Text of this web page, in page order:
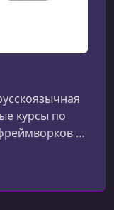
00:13:57
курсы по
и